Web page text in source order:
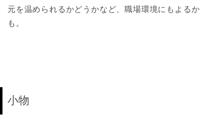
元を温められるかどうかなど、職場環境にもよるか
も。
小物